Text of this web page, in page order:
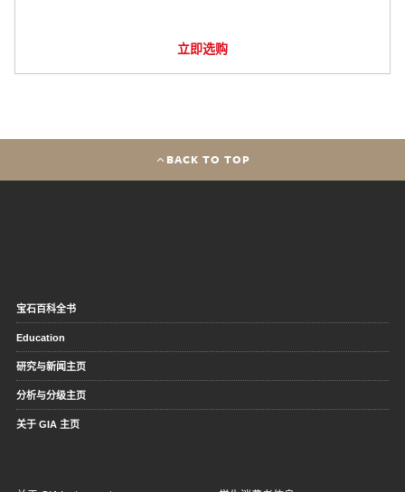
立即选购
BACK TO TOP
宝石百科全书
Education
研究与新闻主页
分析与分级主页
关于 GIA 主页